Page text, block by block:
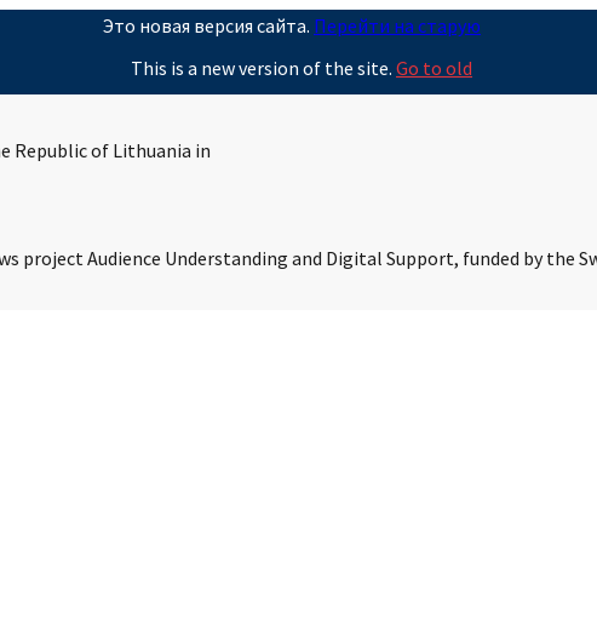
Это новая версия сайта. Перейти на старую
This is a new version of the site. Go to old
Republic of Lithuania in
project Audience Understanding and Digital Support, funded by the